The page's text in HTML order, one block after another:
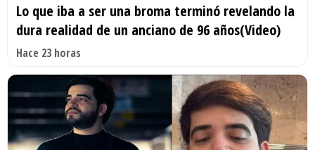
Lo que iba a ser una broma terminó revelando la
dura realidad de un anciano de 96 años(Video)
Hace 23 horas